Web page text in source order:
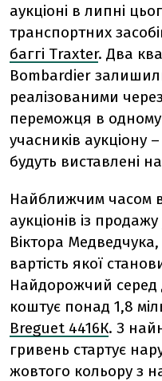
аукціоні в липні
транспортних
баггі Тraxter. Два
Bombardier
реалізованими
переможця в одному
учасників аукціону
будуть виставлені
Найближчим часом
аукціонів із продажу
Віктора
вартість якої
Найдорожчий серед
коштує понад 1,8
Breguet 4416К. З
гривень стартує
жовтого кольору з